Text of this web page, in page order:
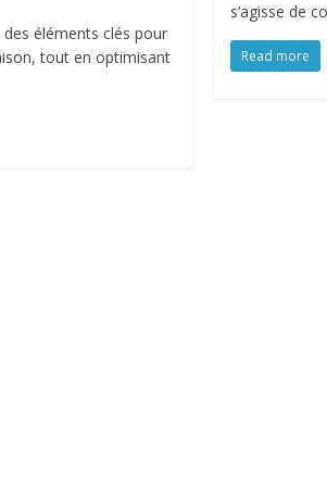
éléments clés pour
tout en optimisant
s’agisse de
Read more